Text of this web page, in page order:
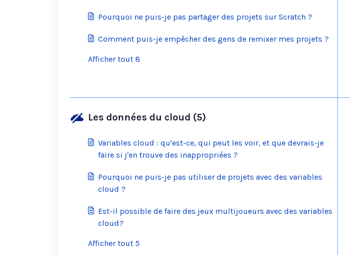
Pourquoi ne puis-je pas partager des projets sur Scratch ?
Comment puis-je empêcher des gens de remixer mes projets ?
Afficher tout 8
Les données du cloud (5)
Variables cloud : qu'est-ce, qui peut les voir, et que devrais-je
faire si j'en trouve des inappropriées ?
Pourquoi ne puis-je pas utiliser de projets avec des variables
cloud ?
Est-il possible de faire des jeux multijoueurs avec des variables
cloud?
Afficher tout 5